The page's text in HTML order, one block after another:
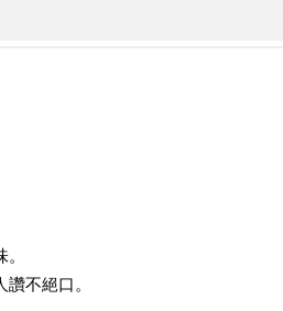
不絕口。